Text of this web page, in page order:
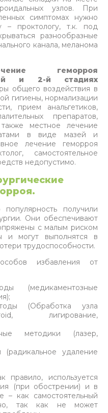
узлов. При
симптомах нужно
– проктологу, т.к. под
разнообразные
канала, меланома
геморроя
й и 2-й стадиях
общего воздействия в
гигиены, нормализации
прием анальгетиков,
препаратов,
местное лечение
в виде мазей и
лечение геморроя
самостоятельное
недопустимо.
получили
Они обеспечивают
с малым риском
и могут выполнятся в
трудоспособности.
избавления от
(медикаментозные
(Обработка узла
лигирование,
методики (лазер,
(радикальное удаление
правило, используется
(при обострении) и в
– как самостоятельный
так как не может